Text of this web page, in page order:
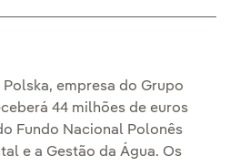
empresa do Grupo
44 milhões de euros
Fundo Nacional Polonês
e a Gestão da Água. Os